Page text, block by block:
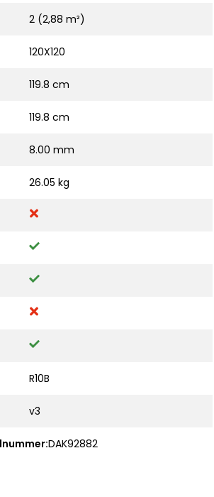
2 (2,88 m²)
120X120
119.8 cm
119.8 cm
8.00 mm
26.05 kg
R10B
v3
DAK92882